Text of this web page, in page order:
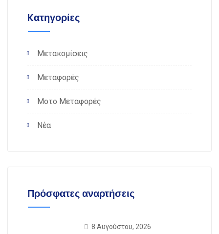
Kατηγορίες
Μετακομίσεις
Μεταφορές
Μοτο Μεταφορές
Νέα
Πρόσφατες αναρτήσεις
8 Αυγούστου, 2026